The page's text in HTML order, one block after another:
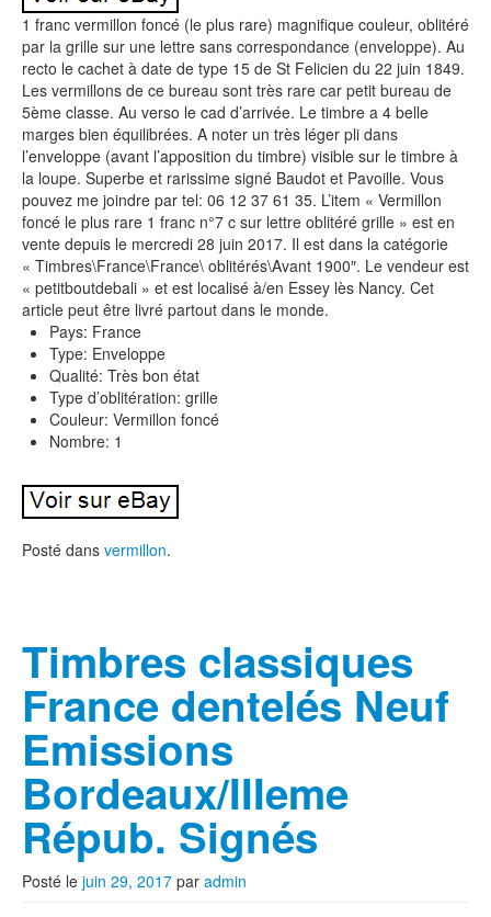
1 franc vermillon foncé (le plus rare) magnifique couleur, oblitéré
par la grille sur une lettre sans correspondance (enveloppe). Au
recto le cachet à date de type 15 de St Felicien du 22 juin 1849.
Les vermillons de ce bureau sont très rare car petit bureau de
5ème classe. Au verso le cad d’arrivée. Le timbre a 4 belle
marges bien équilibrées. A noter un très léger pli dans
l’enveloppe (avant l’apposition du timbre) visible sur le timbre à
la loupe. Superbe et rarissime signé Baudot et Pavoille. Vous
pouvez me joindre par tel: 06 12 37 61 35. L’item « Vermillon
foncé le plus rare 1 franc n°7 c sur lettre oblitéré grille » est en
vente depuis le mercredi 28 juin 2017. Il est dans la catégorie
« Timbres\France\France\ oblitérés\Avant 1900″. Le vendeur est
« petitboutdebali » et est localisé à/en Essey lès Nancy. Cet
article peut être livré partout dans le monde.
Pays: France
Type: Enveloppe
Qualité: Très bon état
Type d’oblitération: grille
Couleur: Vermillon foncé
Nombre: 1
Posté dans vermillon.
Timbres classiques
France dentelés Neuf
Emissions
Bordeaux/IIIeme
Répub. Signés
Posté le juin 29, 2017 par admin